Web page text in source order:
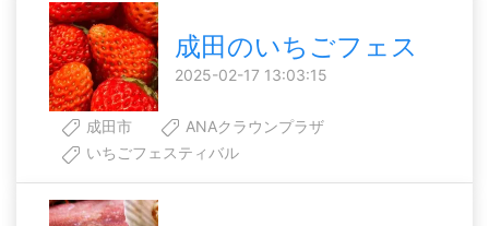
成田のいちごフェス
2025-02-17 13:03:15
成田市
ANAクラウンプラザ
いちごフェスティバル